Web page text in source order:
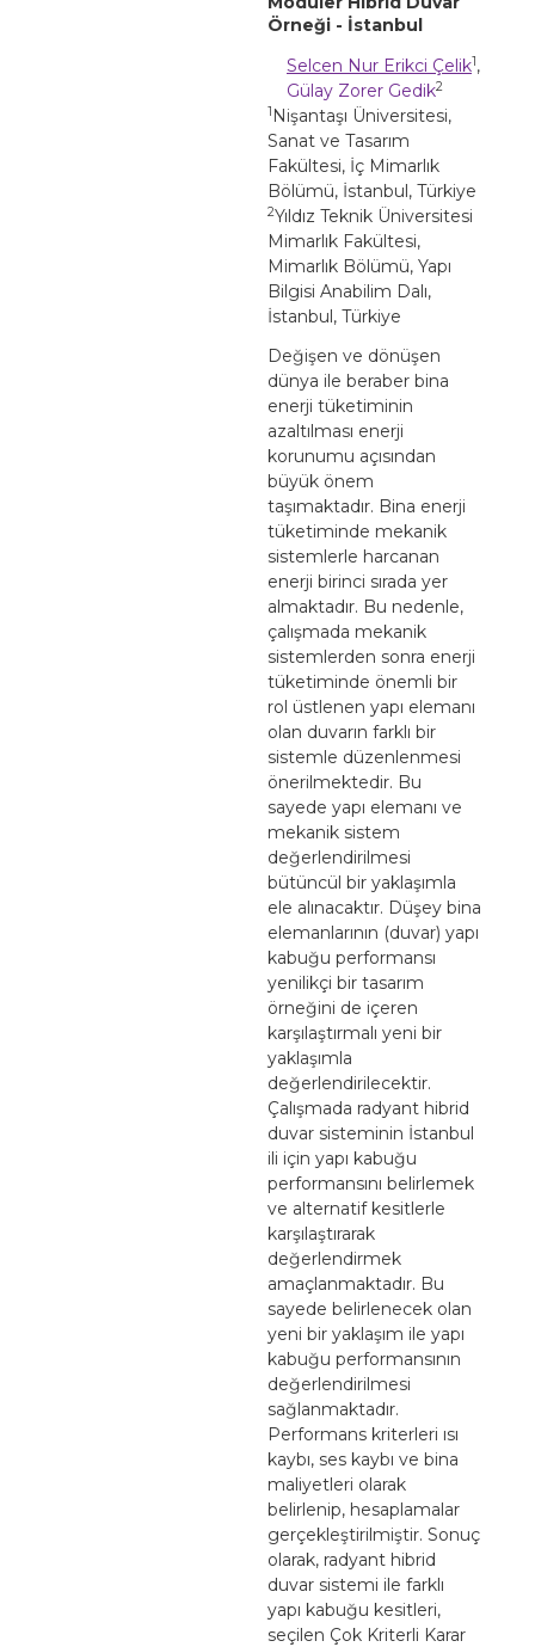
Örneği - İstanbul
Selcen Nur Erikci Çelik1,
Gülay Zorer Gedik2
1 Nişantaşı Üniversitesi,
Sanat ve Tasarım
Fakültesi, İç Mimarlık
Bölümü, İstanbul, Türkiye
2Yıldız Teknik Üniversitesi
Mimarlık Fakültesi,
Mimarlık Bölümü, Yapı
Bilgisi Anabilim Dalı,
İstanbul, Türkiye
Değişen ve dönüşen
dünya ile beraber bina
enerji tüketiminin
azaltılması enerji
korunumu açısından
büyük önem
taşımaktadır. Bina enerji
tüketiminde mekanik
sistemlerle harcanan
enerji birinci sırada yer
almaktadır. Bu nedenle,
çalışmada mekanik
sistemlerden sonra enerji
tüketiminde önemli bir
rol üstlenen yapı elemanı
olan duvarın farklı bir
sistemle düzenlenmesi
önerilmektedir. Bu
sayede yapı elemanı ve
mekanik sistem
değerlendirilmesi
bütüncül bir yaklaşımla
ele alınacaktır. Düşey bina
elemanlarının (duvar) yapı
kabuğu performansı
yenilikçi bir tasarım
örneğini de içeren
karşılaştırmalı yeni bir
yaklaşımla
değerlendirilecektir.
Çalışmada radyant hibrid
duvar sisteminin İstanbul
ili için yapı kabuğu
performansını belirlemek
ve alternatif kesitlerle
karşılaştırarak
değerlendirmek
amaçlanmaktadır. Bu
sayede belirlenecek olan
yeni bir yaklaşım ile yapı
kabuğu performansının
değerlendirilmesi
sağlanmaktadır.
Performans kriterleri ısı
kaybı, ses kaybı ve bina
maliyetleri olarak
belirlenip, hesaplamalar
gerçekleştirilmiştir. Sonuç
olarak, radyant hibrid
duvar sistemi ile farklı
yapı kabuğu kesitleri,
seçilen Çok Kriterli Karar